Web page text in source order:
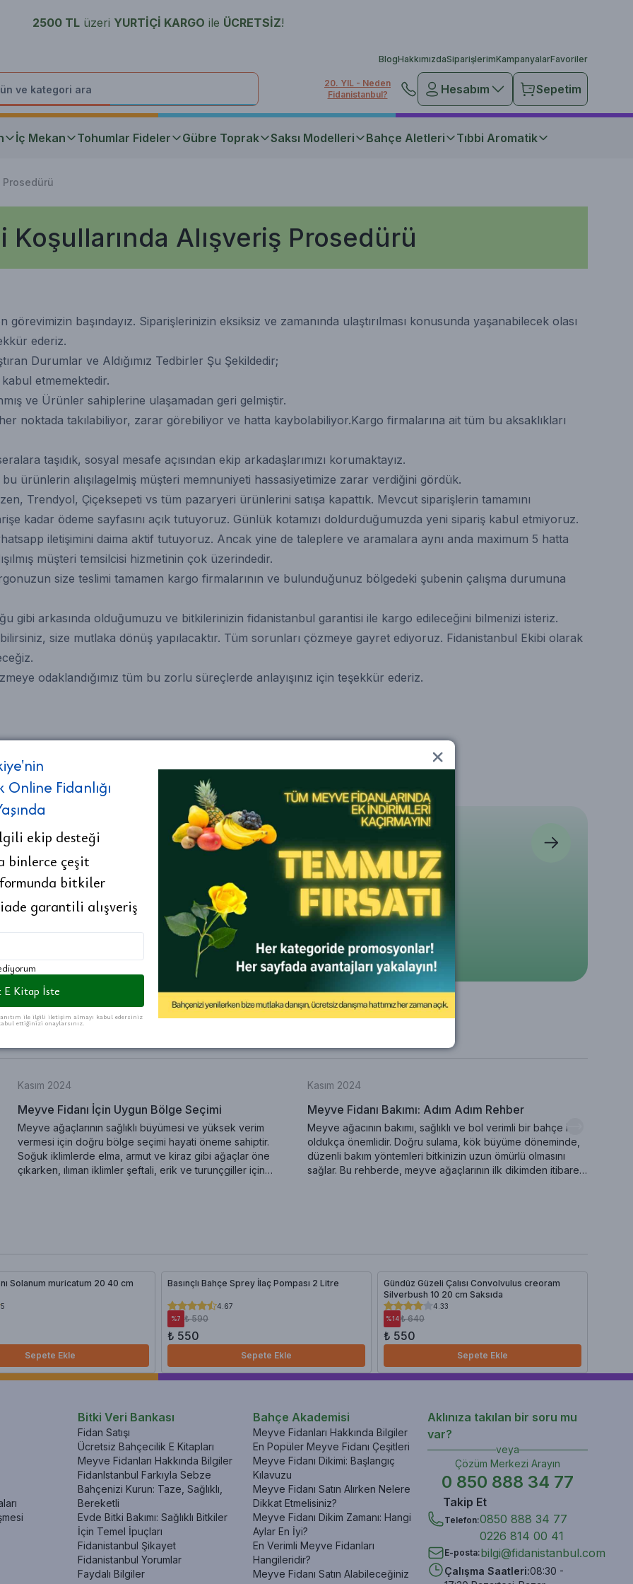
2500 TL üzeri YURTİÇİ KARGO ile ÜCRETSİZ!
BlogHakkımızdaSiparişlerimKampanyalarFavoriler
20. YIL - Neden
Fidanistanbul?
Hesabım Sepetim
İç Mekan Tohumlar Fideler Gübre Toprak Saksı Modelleri Bahçe Aletleri Tıbbi Aromatik
Prosedürü
Koşullarında Alışveriş Prosedürü
başındayız. Siparişlerinizin eksiksiz ve zamanında ulaştırılması konusunda yaşanabilecek olası
ederiz.
Durumlar ve Aldığımız Tedbirler Şu Şekildedir;
etmemektedir.
ve Ürünler sahiplerine ulaşamadan geri gelmiştir.
noktada takılabiliyor, zarar görebiliyor ve hatta kaybolabiliyor.Kargo firmalarına ait tüm bu aksaklıkları
taşıdık, sosyal mesafe açısından ekip arkadaşlarımızı korumaktayız.
bu ürünlerin alışılagelmiş müşteri memnuniyeti hassasiyetimize zarar verdiğini gördük.
Trendyol, Çiçeksepeti vs tüm pazaryeri ürünlerini satışa kapattık. Mevcut siparişlerin tamamını
kadar ödeme sayfasını açık tutuyoruz. Günlük kotamızı doldurduğumuzda yeni sipariş kabul etmiyoruz.
iletişimini daima aktif tutuyoruz. Ancak yine de taleplere ve aramalara aynı anda maximum 5 hatta
müşteri temsilcisi hizmetinin çok üzerindedir.
size teslimi tamamen kargo firmalarının ve bulunduğunuz bölgedeki şubenin çalışma durumuna
arkasında olduğumuzu ve bitkilerinizin fidanistanbul garantisi ile kargo edileceğini bilmenizi isteriz.
size mutlaka dönüş yapılacaktır. Tüm sorunları çözmeye gayret ediyoruz. Fidanistanbul Ekibi olarak
odaklandığımız tüm bu zorlu süreçlerde anlayışınız için teşekkür ederiz.
Basınçlı Bahçe Sprey İlaç
Pompası 2 Litre
%7 ₺ 590
Convolvulus creoram
Silverbush 10 20 cm
4.33
₺ 640
₺ 550
Sepete Ekle
Asma Fidanı PRİMA LOVA
Saksıda
₺ 700
Sepete Ekle
Silindir Kesme Çiçek
Vazosu Yeşil 5,5 Litre
₺ 730
Büyük Koleksiyonlar
Size özel en iyi bitki listelerini inceleyin
Kasım 2024
Meyve Fidanı İçin Uygun Bölge Seçimi
Meyve ağaçlarının sağlıklı büyümesi ve yüksek verim
vermesi için doğru bölge seçimi hayati öneme sahiptir.
Soğuk iklimlerde elma, armut ve kiraz gibi ağaçlar öne
çıkarken, ılıman iklimler şeftali, erik ve turunçgiller için
Kasım 2024
Meyve Fidanı Bakımı: Adım Adım Rehber
Meyve ağacının bakımı, sağlıklı ve bol verimli bir bahçe için
oldukça önemlidir. Doğru sulama, kök büyüme döneminde,
düzenli bakım yöntemleri bitkinizin uzun ömürlü olmasını
sağlar. Bu rehberde, meyve ağaçlarının ilk dikimden itibaren
Solanum muricatum 20 40 cm
5
Sepete Ekle
Basınçlı Bahçe Sprey İlaç Pompası 2 Litre
4.67
%7 ₺ 590
₺ 550
Sepete Ekle
Gündüz Güzeli Çalısı Convolvulus creoram
Silverbush 10 20 cm Saksıda
4.33
%14 ₺ 640
₺ 550
Sepete Ekle
Bitki Veri Bankası
Fidan Satışı
Ücretsiz Bahçecilik E Kitapları
Meyve Fidanları Hakkında Bilgiler
FidanIstanbul Farkıyla Sebze
Bahçenizi Kurun: Taze, Sağlıklı,
Bereketli
Evde Bitki Bakımı: Sağlıklı Bitkiler
İçin Temel İpuçları
Fidanistanbul Şikayet
Fidanistanbul Yorumlar
Faydalı Bilgiler
Bahçe Akademisi
Meyve Fidanları Hakkında Bilgiler
En Popüler Meyve Fidanı Çeşitleri
Meyve Fidanı Dikimi: Başlangıç
Kılavuzu
Meyve Fidanı Satın Alırken Nelere
Dikkat Etmelisiniz?
Meyve Fidanı Dikim Zamanı: Hangi
Aylar En İyi?
En Verimli Meyve Fidanları
Hangileridir?
Meyve Fidanı Satın Alabileceğiniz
Aklınıza takılan bir soru mu
var?
veya
Çözüm Merkezi Arayın
0 850 888 34 77
Takip Et
Telefon:0850 888 34 77
0226 814 00 41
E-posta:bilgi@fidanistanbul.com
Çalışma Saatleri:08:30 -
Online Fidanlığı
ekip desteği
binlerce çeşit
bitkiler
garantili alışveriş
E Kitap İste
ile ilgili iletişim almayı kabul edersiniz
ettiğinizi onaylarsınız.